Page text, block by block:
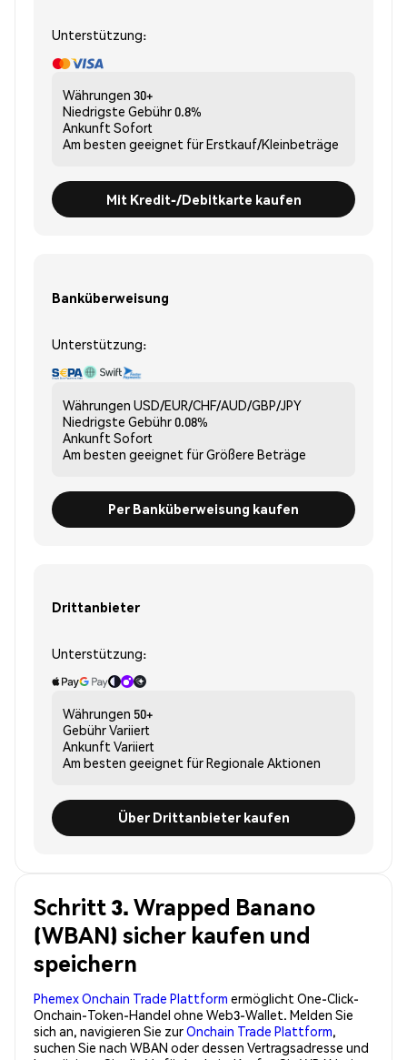
Unterstützung:
Währungen 30+
Niedrigste Gebühr0.8%
Ankunft Sofort
Am besten geeignet fürErstkauf/Kleinbeträge
Mit Kredit-/Debitkarte kaufen
Banküberweisung
Unterstützung:
Währungen USD/EUR/CHF/AUD/GBP/JPY
Niedrigste Gebühr0.08%
Ankunft Sofort
Am besten geeignet fürGrößere Beträge
Per Banküberweisung kaufen
Drittanbieter
Unterstützung:
Währungen 50+
GebührVariiert
Ankunft Variiert
Am besten geeignet fürRegionale Aktionen
Über Drittanbieter kaufen
Schritt 3. Wrapped Banano
(WBAN) sicher kaufen und
speichern
Phemex Onchain Trade Plattform ermöglicht One-Click-
Onchain-Token-Handel ohne Web3-Wallet. Melden Sie
sich an, navigieren Sie zurOnchain Trade Plattform,
suchen Sie nach WBAN oder dessen Vertragsadresse und